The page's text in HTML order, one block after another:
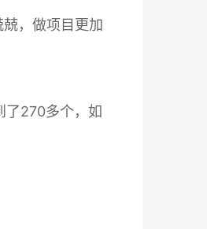
，做项目更加
了270多个，如